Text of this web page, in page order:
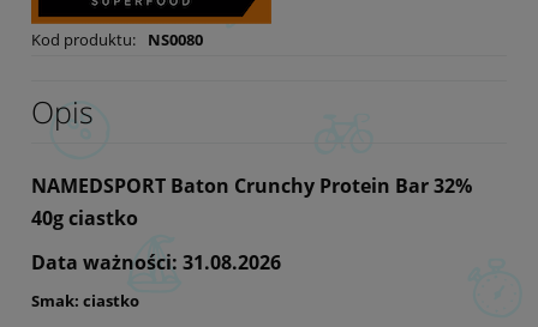
Kod produktu: NS0080
Opis
NAMEDSPORT Baton Crunchy Protein Bar 32%
40g ciastko
Data ważności: 31.08.2026
Smak: ciastko